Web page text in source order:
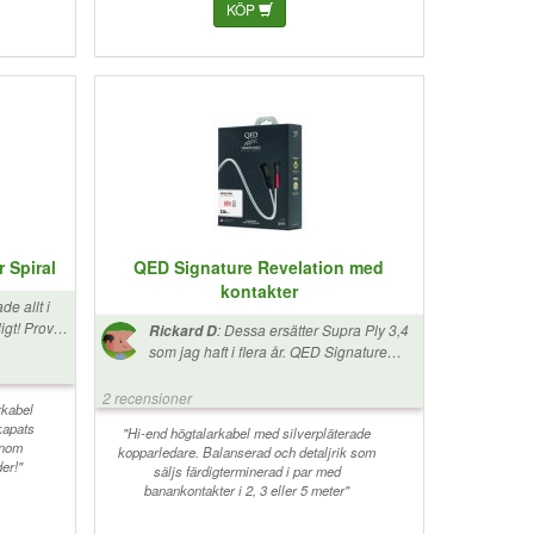
är det
KÖP
Spiral
allt i
att
bäst
på topp!
QED Signature Revelation med
kontakter
Rickard D: Dessa ersätter Supra Ply 3,4
som jag haft i flera år. QED Signature
signalförmedlare i jämförelse. Är ju också
flera gånger dyrare. Mina Revel högtalare
ger nu ifrån sig en mer öppen och
detaljrik ljudbild över hela
frekvensregistret. Det har blivit roligare
och mer engagerande att lyssna! Med
2 recensioner
"Hi-end högtalarkabel med silverpläterade
kopparledare. Balanserad och detaljrik som
säljs färdigterminerad i par med
banankontakter i 2, 3 eller 5 meter"